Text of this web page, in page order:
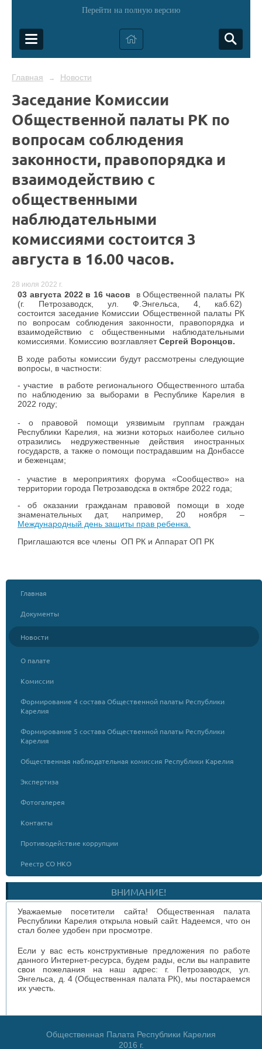
Перейти на полную версию
Главная → Новости
Заседание Комиссии
Общественной палаты РК по
вопросам соблюдения
законности, правопорядка и
взаимодействию с
общественными
наблюдательными
комиссиями состоится 3
августа в 16.00 часов.
28 июля 2022 г.
03 августа 2022 в 16 часов в Общественной палаты РК
(г. Петрозаводск, ул. Ф.Энгельса, 4, каб.62)
состоится заседание Комиссии Общественной палаты РК
по вопросам соблюдения законности, правопорядка и
взаимодействию с общественными наблюдательными
комиссиями. Комиссию возглавляетСергей Воронцов.
В ходе работы комиссии будут рассмотрены следующие
вопросы, в частности:
- участие в работе регионального Общественного штаба
по наблюдению за выборами в Республике Карелия в
2022 году;
- о правовой помощи уязвимым группам граждан
Республики Карелия, на жизни которых наиболее сильно
отразились недружественные действия иностранных
государств, а также о помощи пострадавшим на Донбассе
и беженцам;
- участие в мероприятиях форума «Сообщество» на
территории города Петрозаводска в октябре 2022 года;
- об оказании гражданам правовой помощи в ходе
знаменательных дат, например, 20 ноября –
Международный день защиты прав ребенка.
Приглашаются все члены ОП РК и Аппарат ОП РК
Главная
Документы
Новости
О палате
Комиссии
Формирование 4 состава Общественной палаты Республики
Карелия
Формирование 5 состава Общественной палаты Республики
Карелия
Общественная наблюдательная комиссия Республики Карелия
Экспертиза
Фотогалерея
Контакты
Противодействие коррупции
Реестр СО НКО
ВНИМАНИЕ!
Уважаемые посетители сайта! Общественная палата
Республики Карелия открыла новый сайт. Надеемся, что он
стал более удобен при просмотре.
Если у вас есть конструктивные предложения по работе
данного Интернет-ресурса, будем рады, если вы направите
свои пожелания на наш адрес: г. Петрозаводск, ул.
Энгельса, д. 4 (Общественная палата РК), мы постараемся
их учесть.
Общественная Палата Республики Карелия
2016 г.